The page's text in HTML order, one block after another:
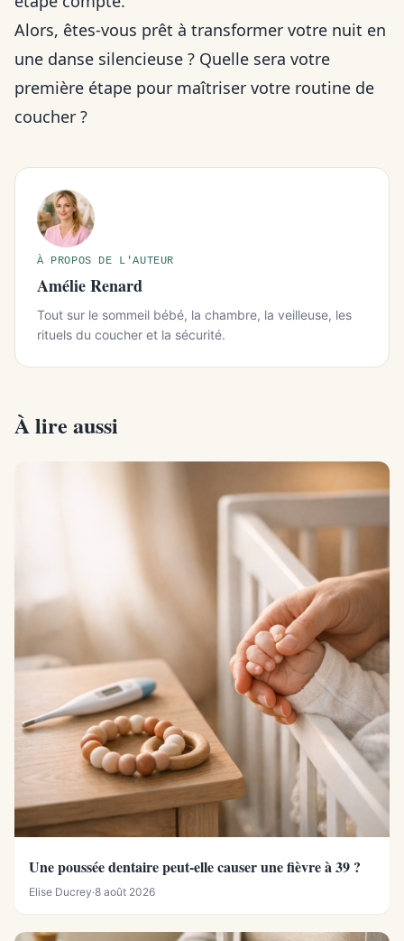
Alors, êtes-vous prêt à transformer votre nuit en
une danse silencieuse ? Quelle sera votre
première étape pour maîtriser votre routine de
coucher ?
À PROPOS DE L'AUTEUR
Amélie Renard
Tout sur le sommeil bébé, la chambre, la veilleuse, les
rituels du coucher et la sécurité.
À lire aussi
Une poussée dentaire peut-elle causer une fièvre à 39 ?
Elise Ducrey·8 août 2026